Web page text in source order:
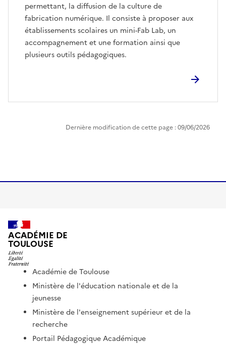
permettant, la diffusion de la culture de
fabrication numérique. Il consiste à proposer aux
établissements scolaires un mini-Fab Lab, un
accompagnement et une formation ainsi que
plusieurs outils pédagogiques.
Dernière modification de cette page : 09/06/2026
ACADÉMIE DE
TOULOUSE
Académie de Toulouse
Ministère de l'éducation nationale et de la
jeunesse
Ministère de l'enseignement supérieur et de la
recherche
Portail Pédagogique Académique